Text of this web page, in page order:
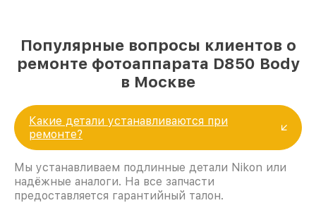
Популярные вопросы клиентов о
ремонте фотоаппарата D850 Body
в Москве
Какие детали устанавливаются при
ремонте?
Мы устанавливаем подлинные детали Nikon или
надёжные аналоги. На все запчасти
предоставляется гарантийный талон.